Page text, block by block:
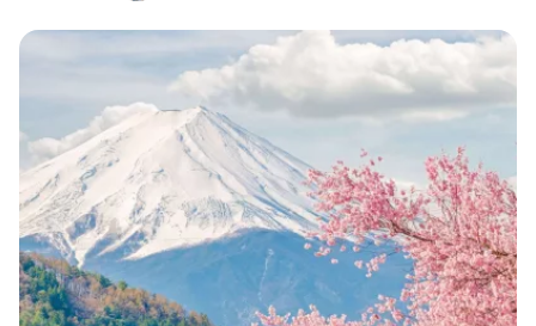
Continuați cu Facebook
Continuați cu e-mailul